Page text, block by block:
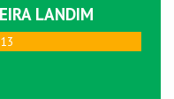
LANDIM